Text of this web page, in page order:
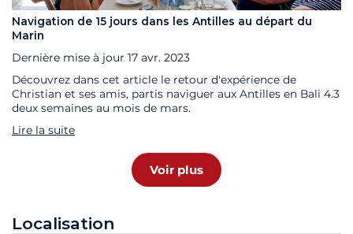
Navigation de 15 jours dans les Antilles au départ du
Marin
Dernière mise à jour 17 avr. 2023
Découvrez dans cet article le retour d'expérience de
Christian et ses amis, partis naviguer aux Antilles en Bali 4.3
deux semaines au mois de mars.
Lire la suite
Voir plus
Localisation